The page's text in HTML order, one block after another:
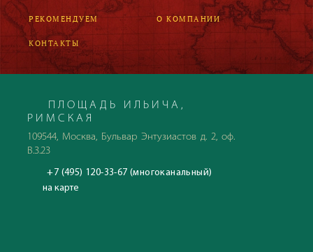
РЕКОМЕНДУЕМ О КОМПАНИИ
КОНТАКТЫ
ПЛОЩАДЬ ИЛЬИЧА,
РИМСКАЯ
109544, Москва, Бульвар Энтузиастов д. 2, оф.
В.3.23
+7 (495) 120-33-67 (многоканальный)
на карте